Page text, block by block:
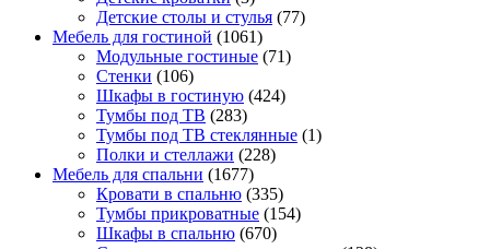
Детские столы и стулья (77)
Мебель для гостиной (1061)
Модульные гостиные (71)
Стенки (106)
Шкафы в гостиную (424)
Тумбы под ТВ (283)
Тумбы под ТВ стеклянные (1)
Полки и стеллажи (228)
Мебель для спальни (1677)
Кровати в спальню (335)
Тумбы прикроватные (154)
Шкафы в спальню (670)